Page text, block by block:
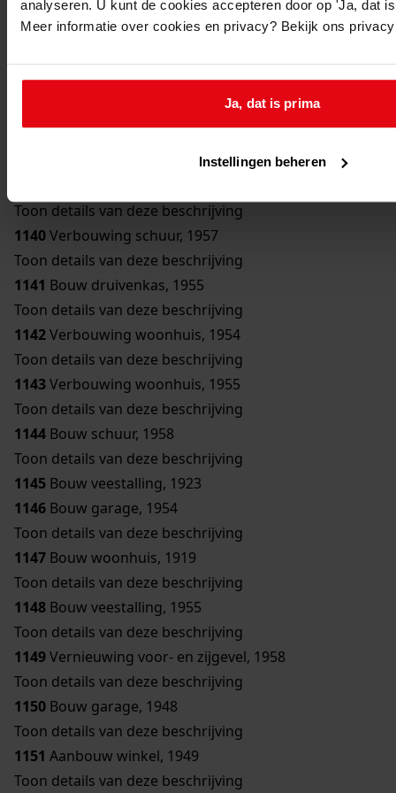
analyseren. U kunt de cookies accepteren door op 'Ja, dat
Meer informatie over cookies en privacy? Bekijk ons
Ja, dat is prima
Instellingen beheren
Toon details van deze beschrijving
1136Bouw bergplaats, 1950
Toon details van deze beschrijving
1137Bouw schuur, 1951
Toon details van deze beschrijving
Toon details van deze beschrijving
Toon details van deze beschrijving
1140Verbouwing schuur, 1957
Toon details van deze beschrijving
1141 Bouw druivenkas, 1955
Toon details van deze beschrijving
1142Verbouwing woonhuis, 1954
Toon details van deze beschrijving
1143Verbouwing woonhuis, 1955
Toon details van deze beschrijving
1144 Bouw schuur, 1958
Toon details van deze beschrijving
1145 Bouw veestalling, 1923
1146 Bouw garage, 1954
Toon details van deze beschrijving
1147 Bouw woonhuis, 1919
Toon details van deze beschrijving
1148 Bouw veestalling, 1955
Toon details van deze beschrijving
1149Vernieuwing voor- en zijgevel, 1958
Toon details van deze beschrijving
1150 Bouw garage, 1948
Toon details van deze beschrijving
1151 Aanbouw winkel, 1949
Toon details van deze beschrijving